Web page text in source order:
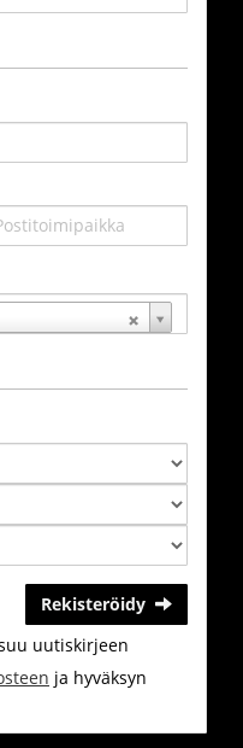
Rekisteröidy
uutiskirjeen
ja hyväksyn